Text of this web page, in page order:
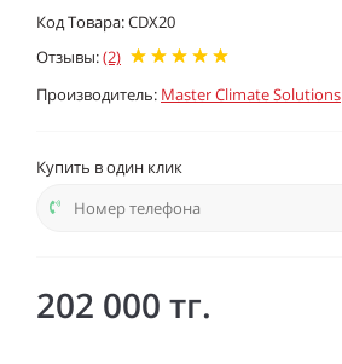
Код Товара: CDX20
Отзывы:(2)
Производитель: Master Climate Solutions
Купить в один клик
202 000 тг.